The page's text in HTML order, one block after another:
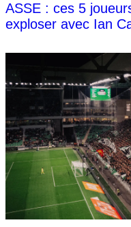
ASSE : ces 5
exploser avec Ian